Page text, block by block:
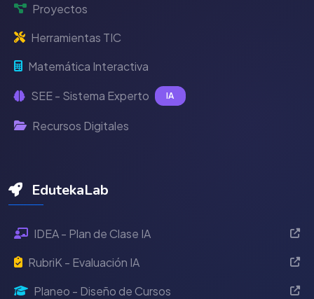
Proyectos
Herramientas TIC
Matemática Interactiva
SEE - Sistema Experto IA
Recursos Digitales
EdutekaLab
IDEA - Plan de Clase IA
RubriK - Evaluación IA
Planeo - Diseño de Cursos